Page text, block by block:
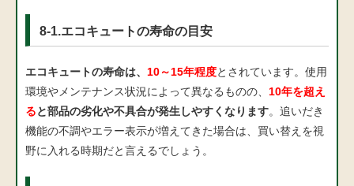
8-1.エコキュートの寿命の目安
エコキュートの寿命は、 10～15年程度とされています。使用
環境やメンテナンス状況によって異なるものの、 10年を超え
ると部品の劣化や不具合が発生しやすくなります。追いだき
機能の不調やエラー表示が増えてきた場合は、買い替えを視
野に入れる時期だと言えるでしょう。